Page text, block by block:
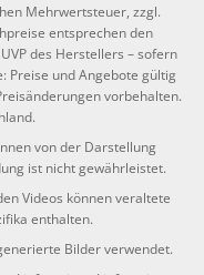
Mehrwertsteuer, zzgl.
entsprechen den
des Herstellers – sofern
Preise und Angebote gültig
vorbehalten.
von der Darstellung
ist nicht gewährleistet.
Videos können veraltete
enthalten.
Bilder verwendet.